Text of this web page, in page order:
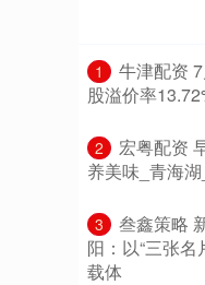
1
牛津配资
股溢价率
2
宏粤配资
养美味_青海
3
叁鑫策略
阳：以“三张名
载体